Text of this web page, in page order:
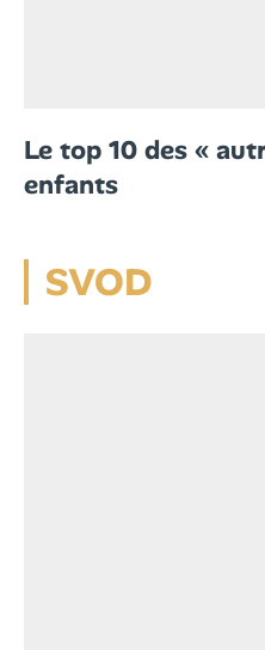
Le top 10 des «
enfants
SVOD